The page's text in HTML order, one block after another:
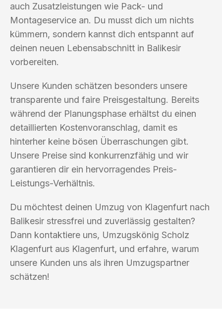
auch Zusatzleistungen wie Pack- und
Montageservice an. Du musst dich um nichts
kümmern, sondern kannst dich entspannt auf
deinen neuen Lebensabschnitt in Balikesir
vorbereiten.
Unsere Kunden schätzen besonders unsere
transparente und faire Preisgestaltung. Bereits
während der Planungsphase erhältst du einen
detaillierten Kostenvoranschlag, damit es
hinterher keine bösen Überraschungen gibt.
Unsere Preise sind konkurrenzfähig und wir
garantieren dir ein hervorragendes Preis-
Leistungs-Verhältnis.
Du möchtest deinen Umzug von Klagenfurt nach
Balikesir stressfrei und zuverlässig gestalten?
Dann kontaktiere uns, Umzugskönig Scholz
Klagenfurt aus Klagenfurt, und erfahre, warum
unsere Kunden uns als ihren Umzugspartner
schätzen!